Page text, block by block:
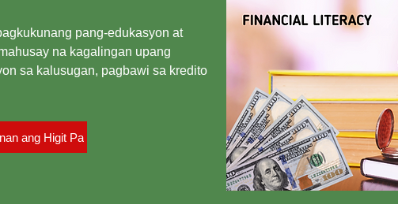
pang-edukasyon at
na kagalingan upang
sa kalusugan, pagbawi sa kredito
ang Higit Pa